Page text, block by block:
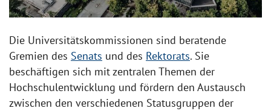
Die Universitätskommissionen sind beratende
Gremien des Senats und des Rektorats. Sie
beschäftigen sich mit zentralen Themen der
Hochschulentwicklung und fördern den Austausch
zwischen den verschiedenen Statusgruppen der